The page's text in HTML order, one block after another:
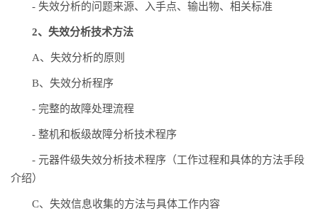
- 失效分析的问题来源、入手点、输出物、相关标准
2、失效分析技术方法
A、失效分析的原则
B、失效分析程序
- 完整的故障处理流程
- 整机和板级故障分析技术程序
- 元器件级失效分析技术程序（工作过程和具体的方法手段
介绍）
C、失效信息收集的方法与具体工作内容